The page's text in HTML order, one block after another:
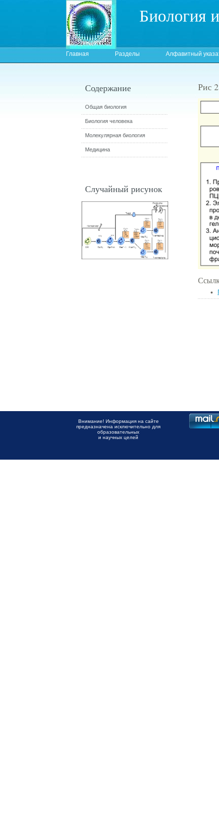
Биология
Главная Разделы Алфавитный
Рис
Содержание
Общая биология
Биология человека
Молекулярная биология
Медицина
Случайный рисунок
Внимание! Информация на сайте
предназначена исключительно для
образовательных
и научных целей